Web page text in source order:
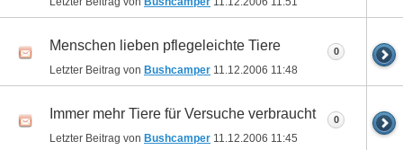
Menschen lieben pflegeleichte Tiere
Letzter Beitrag von Bushcamper 11.12.2006 11:48
0
Immer mehr Tiere für Versuche verbraucht
Letzter Beitrag von Bushcamper 11.12.2006 11:45
0